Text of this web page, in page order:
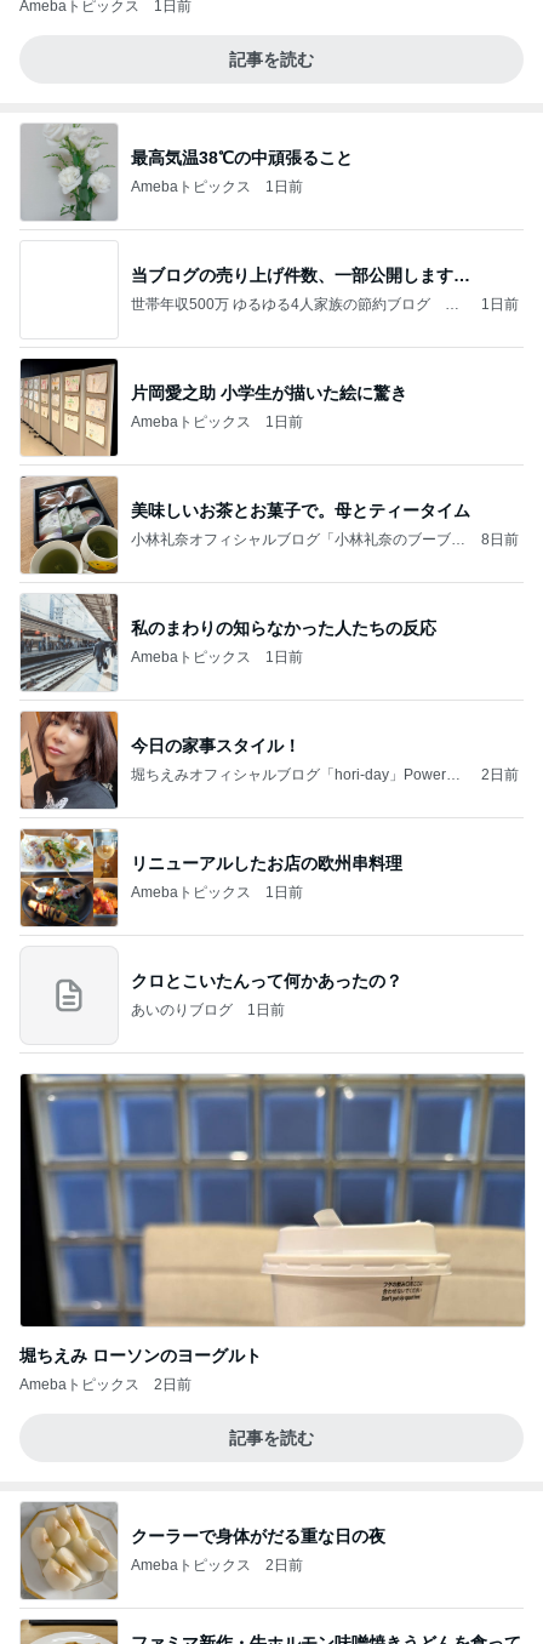
Amebaトピックス 1日前
記事を読む
最高気温38℃の中頑張ること
Amebaトピックス 1日前
当ブログの売り上げ件数、一部公開します…
世帯年収500万 ゆるゆる4人家族の節約ブログ 〜
1日前
片岡愛之助 小学生が描いた絵に驚き
Amebaトピックス 1日前
美味しいお茶とお菓子で。母とティータイム
小林礼奈オフィシャルブログ「小林礼奈のブーブー
8日前
私のまわりの知らなかった人たちの反応
Amebaトピックス 1日前
今日の家事スタイル！
堀ちえみオフィシャルブログ「hori-day」Powered
2日前
リニューアルしたお店の欧州串料理
Amebaトピックス 1日前
クロとこいたんって何かあったの？
あいのりブログ 1日前
堀ちえみ ローソンのヨーグルト
Amebaトピックス 2日前
記事を読む
クーラーで身体がだる重な日の夜
Amebaトピックス 2日前